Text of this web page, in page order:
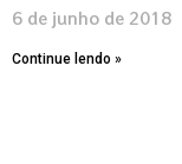
6 de junho de 2018
Continue lendo »